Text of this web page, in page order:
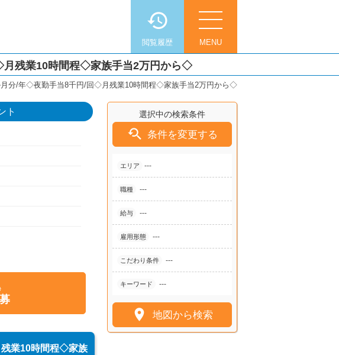
MENU
閲覧履歴
月残業10時間程◇家族手当2万円から◇
月分/年◇夜勤手当8千円/回◇月残業10時間程◇家族手当2万円から◇
選択中の検索条件
 条件を変更する
エリア ---
職種 ---
給与 ---
雇用形態 ---
こだわり条件 ---
キーワード ---
 地図から検索
ト
業10時間程◇家族